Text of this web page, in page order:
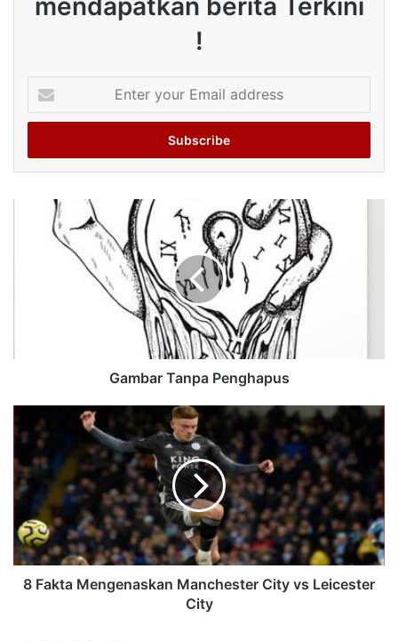
mendapatkan berita Terkini
!
your
Email
Gambar Tanpa Penghapus
8 Fakta Mengenaskan Manchester City vs Leicester
City